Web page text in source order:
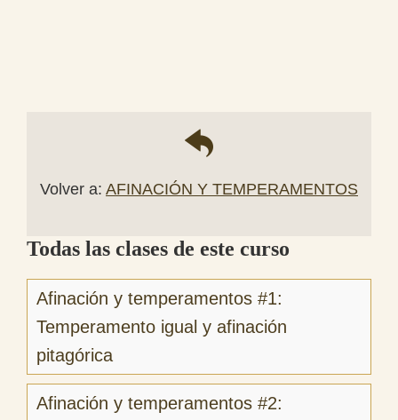
Volver a: AFINACIÓN Y TEMPERAMENTOS
Todas las clases de este curso
Afinación y temperamentos #1:
Temperamento igual y afinación
pitagórica
Afinación y temperamentos #2: